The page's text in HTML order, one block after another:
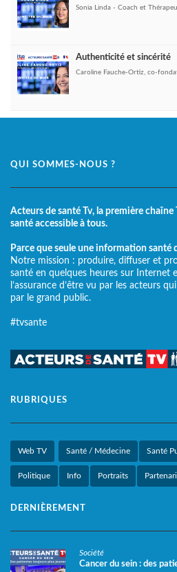
Sonia Linda - Coach et
Authenticité et sincérité
Caroline Fauche-Ortiz, co-
QUI SOMMES-NOUS ?
Acteurs de santé Tv, la première chaîne
santé accessible à tous.
Parce que seule une information santé
Notre mission : produire, diffuser et
santé en quelques heures sur Internet
l’assurance d’être vu par les acteurs
par le grand public.
#tvsante
RUBRIQUES
Web TV Santé / Médecine Santé
Politique Info Portraits
DERNIÈREMENT
Société
Cancer du sein : des